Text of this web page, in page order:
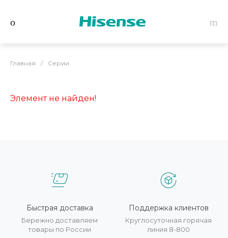
Главная / Серии
Элемент не найден!
Быстрая доставка
Бережно доставляем
товары по России
Поддержка клиентов
Круглосуточная горячая
линия 8-800